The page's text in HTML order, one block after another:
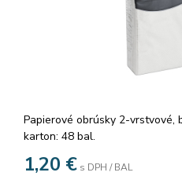
Papierové obrúsky 2-vrstvové,
karton: 48 bal.
1,20 € s DPH / BAL